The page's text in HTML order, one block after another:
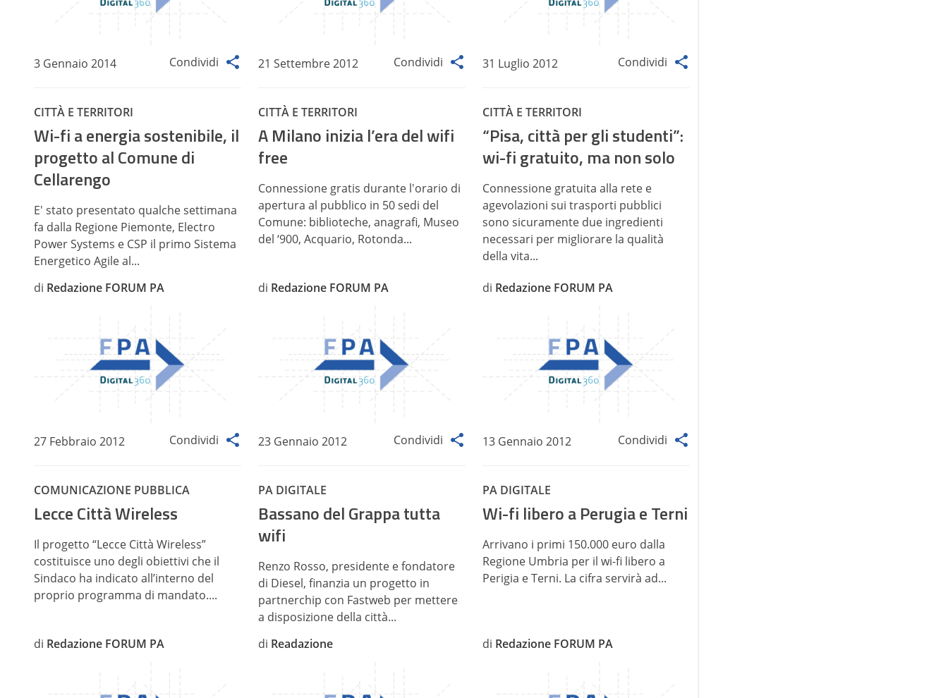
3 Gennaio 2014 Condividi 21 Settembre 2012 Condividi 31 Luglio 2012 Condividi
CITTÀ E TERRITORI
Wi-fi a energia sostenibile, il
progetto al Comune di
Cellarengo
E' stato presentato qualche settimana
fa dalla Regione Piemonte, Electro
Power Systems e CSP il primo Sistema
Energetico Agile al...
di Redazione FORUM PA
27 Febbraio 2012 Condividi
CITTÀ E TERRITORI
A Milano inizia l’era del wifi
free
Connessione gratis durante l'orario di
apertura al pubblico in 50 sedi del
Comune: biblioteche, anagrafi, Museo
del ‘900, Acquario, Rotonda...
di Redazione FORUM PA
23 Gennaio 2012 Condividi
CITTÀ E TERRITORI
“Pisa, città per gli studenti”:
wi-fi gratuito, ma non solo
Connessione gratuita alla rete e
agevolazioni sui trasporti pubblici
sono sicuramente due ingredienti
necessari per migliorare la qualità
della vita...
di Redazione FORUM PA
13 Gennaio 2012 Condividi
COMUNICAZIONE PUBBLICA
Lecce Città Wireless
Il progetto “Lecce Città Wireless”
costituisce uno degli obiettivi che il
Sindaco ha indicato all’interno del
proprio programma di mandato....
di Redazione FORUM PA
PA DIGITALE
Bassano del Grappa tutta
wifi
Renzo Rosso, presidente e fondatore
di Diesel, finanzia un progetto in
partnerchip con Fastweb per mettere
a disposizione della città...
di Readazione
PA DIGITALE
Wi-fi libero a Perugia e Terni
Arrivano i primi 150.000 euro dalla
Regione Umbria per il wi-fi libero a
Perigia e Terni. La cifra servirà ad...
di Redazione FORUM PA